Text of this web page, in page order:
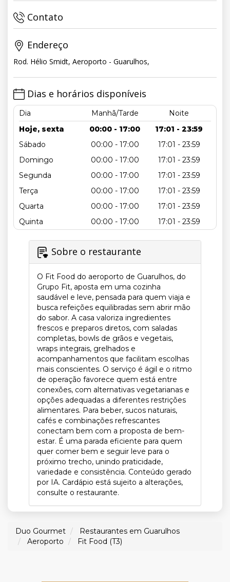
Contato
Endereço
Rod. Hélio Smidt, Aeroporto - Guarulhos,
Dias e horários disponíveis
Dia Manhã/Tarde
Noite
Hoje, sexta
00:00 - 17:00
17:01 - 23:59
Sábado
00:00 - 17:00
17:01 - 23:59
Domingo
00:00 - 17:00
17:01 - 23:59
Segunda
00:00 - 17:00
17:01 - 23:59
Terça
00:00 - 17:00
17:01 - 23:59
Quarta
00:00 - 17:00
17:01 - 23:59
Quinta
00:00 - 17:00 17:01 - 23:59
Sobre o restaurante
O Fit Food do aeroporto de Guarulhos, do
Grupo Fit, aposta em uma cozinha
saudável e leve, pensada para quem viaja e
busca refeições equilibradas sem abrir mão
do sabor. A casa valoriza ingredientes
frescos e preparos diretos, com saladas
completas, bowls de grãos e vegetais,
wraps integrais, grelhados e
acompanhamentos que facilitam escolhas
mais conscientes. O serviço é ágil e o ritmo
de operação favorece quem está entre
conexões, com alternativas vegetarianas e
opções adequadas a diferentes restrições
alimentares. Para beber, sucos naturais,
cafés e combinações refrescantes
conectam bem com a proposta de bem-
estar. É uma parada eficiente para quem
quer comer bem e seguir leve para o
próximo trecho, unindo praticidade,
variedade e consistência. Conteúdo gerado
por IA. Cardápio está sujeito a alterações,
consulte o restaurante.
Duo Gourmet
Restaurantes em Guarulhos
Aeroporto
Fit Food (T3)